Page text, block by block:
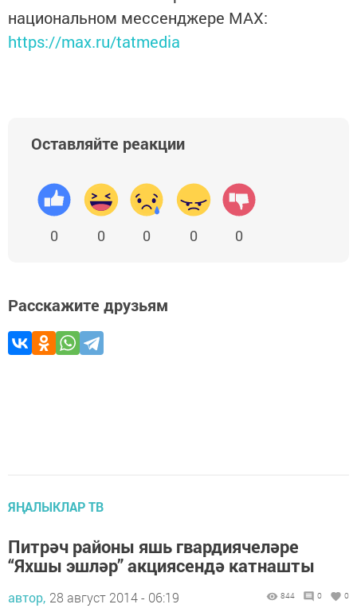
национальном мессенджере MАХ:
https://max.ru/tatmedia
Оставляйте реакции
0 0 0 0 0
Расскажите друзьям
ЯҢАЛЫКЛАР ТВ
Питрәч районы яшь гвардиячеләре
“Яхшы эшләр” акциясендә катнашты
автор, 28 август 2014 - 06:19 844 0 0